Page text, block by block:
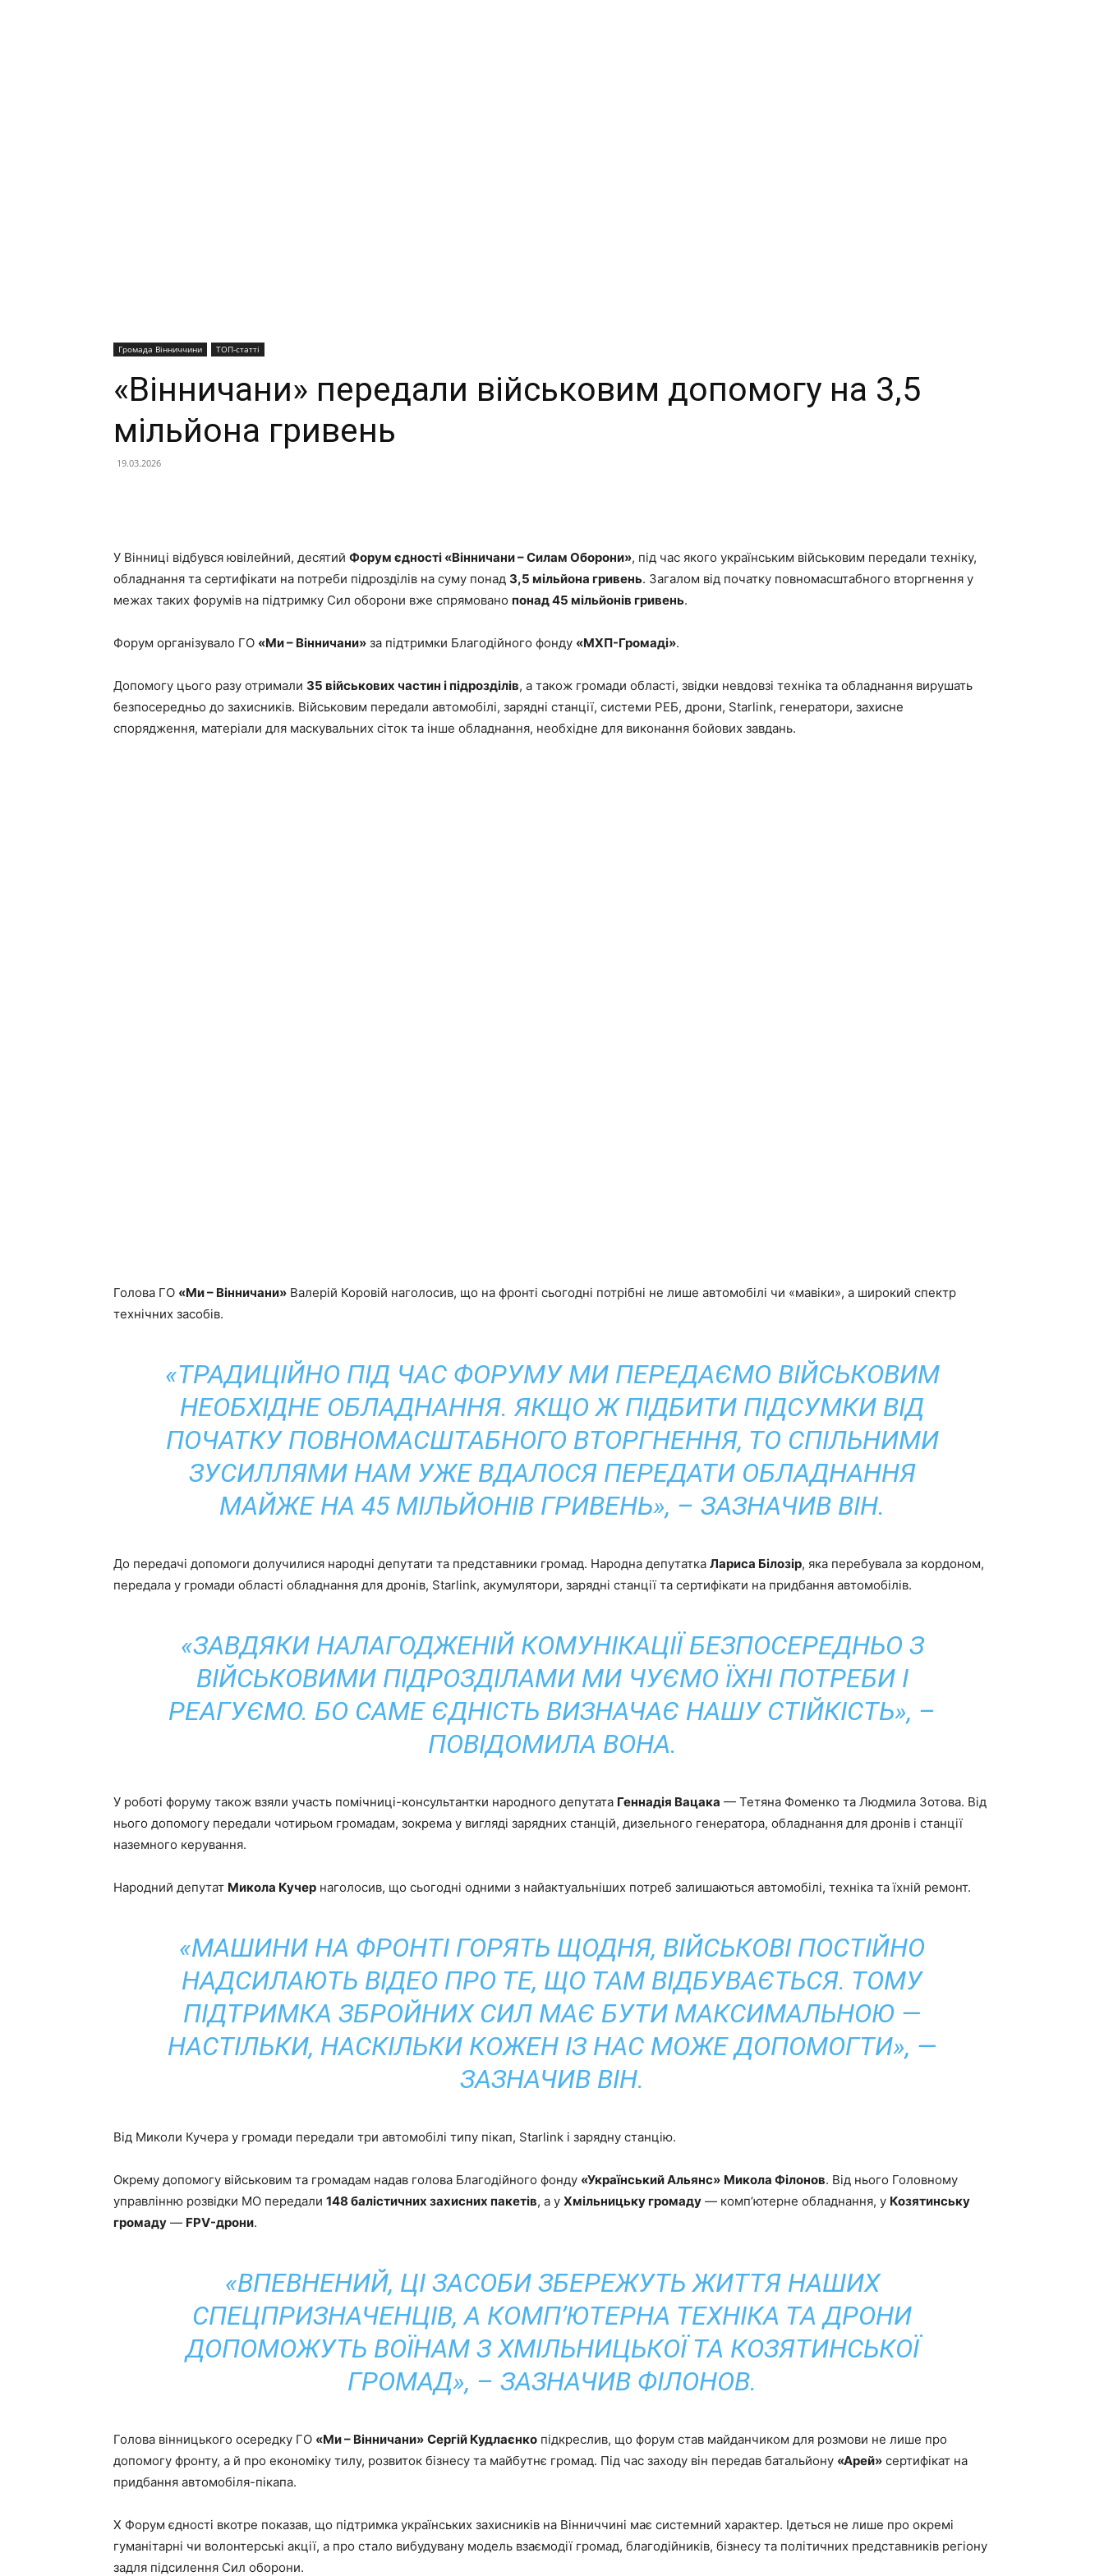
Громада Вінниччини ТОП-статті
«Вінничани» передали військовим допомогу на 3,5
мільйона гривень
19.03.2026
У Вінниці відбувся ювілейний, десятий Форум єдності «Вінничани – Силам Оборони», під час якого українським військовим передали техніку,
обладнання та сертифікати на потреби підрозділів на суму понад 3,5 мільйона гривень. Загалом від початку повномасштабного вторгнення у
межах таких форумів на підтримку Сил оборони вже спрямовано понад 45 мільйонів гривень.
Форум організувало ГО «Ми – Вінничани» за підтримки Благодійного фонду «МХП-Громаді».
Допомогу цього разу отримали 35 військових частин і підрозділів, а також громади області, звідки невдовзі техніка та обладнання вирушать
безпосередньо до захисників. Військовим передали автомобілі, зарядні станції, системи РЕБ, дрони, Starlink, генератори, захисне
спорядження, матеріали для маскувальних сіток та інше обладнання, необхідне для виконання бойових завдань.
Голова ГО «Ми – Вінничани» Валерій Коровій наголосив, що на фронті сьогодні потрібні не лише автомобілі чи «мавіки», а широкий спектр
технічних засобів.
«ТРАДИЦІЙНО ПІД ЧАС ФОРУМУ МИ ПЕРЕДАЄМО ВІЙСЬКОВИМ
НЕОБХІДНЕ ОБЛАДНАННЯ. ЯКЩО Ж ПІДБИТИ ПІДСУМКИ ВІД
ПОЧАТКУ ПОВНОМАСШТАБНОГО ВТОРГНЕННЯ, ТО СПІЛЬНИМИ
ЗУСИЛЛЯМИ НАМ УЖЕ ВДАЛОСЯ ПЕРЕДАТИ ОБЛАДНАННЯ
МАЙЖЕ НА 45 МІЛЬЙОНІВ ГРИВЕНЬ», – ЗАЗНАЧИВ ВІН.
До передачі допомоги долучилися народні депутати та представники громад. Народна депутатка Лариса Білозір, яка перебувала за кордоном,
передала у громади області обладнання для дронів, Starlink, акумулятори, зарядні станції та сертифікати на придбання автомобілів.
«ЗАВДЯКИ НАЛАГОДЖЕНІЙ КОМУНІКАЦІЇ БЕЗПОСЕРЕДНЬО З
ВІЙСЬКОВИМИ ПІДРОЗДІЛАМИ МИ ЧУЄМО ЇХНІ ПОТРЕБИ І
РЕАГУЄМО. БО САМЕ ЄДНІСТЬ ВИЗНАЧАЄ НАШУ СТІЙКІСТЬ», –
ПОВІДОМИЛА ВОНА.
У роботі форуму також взяли участь помічниці-консультантки народного депутата Геннадія Вацака — Тетяна Фоменко та Людмила Зотова. Від
нього допомогу передали чотирьом громадам, зокрема у вигляді зарядних станцій, дизельного генератора, обладнання для дронів і станції
наземного керування.
Народний депутат Микола Кучер наголосив, що сьогодні одними з найактуальніших потреб залишаються автомобілі, техніка та їхній ремонт.
«МАШИНИ НА ФРОНТІ ГОРЯТЬ ЩОДНЯ, ВІЙСЬКОВІ ПОСТІЙНО
НАДСИЛАЮТЬ ВІДЕО ПРО ТЕ, ЩО ТАМ ВІДБУВАЄТЬСЯ. ТОМУ
ПІДТРИМКА ЗБРОЙНИХ СИЛ МАЄ БУТИ МАКСИМАЛЬНОЮ —
НАСТІЛЬКИ, НАСКІЛЬКИ КОЖЕН ІЗ НАС МОЖЕ ДОПОМОГТИ», —
ЗАЗНАЧИВ ВІН.
Від Миколи Кучера у громади передали три автомобілі типу пікап, Starlink і зарядну станцію.
Окрему допомогу військовим та громадам надав голова Благодійного фонду «Український Альянс» Микола Філонов. Від нього Головному
управлінню розвідки МО передали 148 балістичних захисних пакетів, а у Хмільницьку громаду — комп’ютерне обладнання, у Козятинську
громаду — FPV-дрони.
«ВПЕВНЕНИЙ, ЦІ ЗАСОБИ ЗБЕРЕЖУТЬ ЖИТТЯ НАШИХ
СПЕЦПРИЗНАЧЕНЦІВ, А КОМП’ЮТЕРНА ТЕХНІКА ТА ДРОНИ
ДОПОМОЖУТЬ ВОЇНАМ З ХМІЛЬНИЦЬКОЇ ТА КОЗЯТИНСЬКОЇ
ГРОМАД», – ЗАЗНАЧИВ ФІЛОНОВ.
Голова вінницького осередку ГО «Ми – Вінничани» Сергій Кудлаєнко підкреслив, що форум став майданчиком для розмови не лише про
допомогу фронту, а й про економіку тилу, розвиток бізнесу та майбутнє громад. Під час заходу він передав батальйону «Арей» сертифікат на
придбання автомобіля-пікапа.
Х Форум єдності вкотре показав, що підтримка українських захисників на Вінниччині має системний характер. Ідеться не лише про окремі
гуманітарні чи волонтерські акції, а про стало вибудувану модель взаємодії громад, благодійників, бізнесу та політичних представників регіону
задля підсилення Сил оборони.